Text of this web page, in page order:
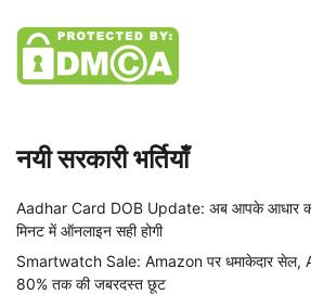
नयी सरकारी भर्तियाँ
Aadhar Card DOB Update: अब आपके आधार
मिनट में ऑनलाइन सही होगी
Smartwatch Sale: Amazon पर धमाकेदार सेल,
80% तक की जबरदस्त छूट